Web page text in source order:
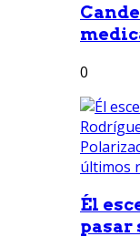
0
Él
pasar